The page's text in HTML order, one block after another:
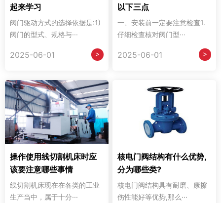
起来学习
阀门驱动方式的选择依据是:1)
阀门的型式、规格与···
2025-06-01 >
以下三点
一、安装前一定要注意检查1.
仔细检查核对阀门型···
2025-06-01 >
操作使用线切割机床时应
该要注意哪些事情
线切割机床现在在各类的工业
生产当中，属于十分···
核电门阀结构有什么优势,
分为哪些类?
核电门阀结构具有耐磨、康擦
伤性能好等优势,那么···